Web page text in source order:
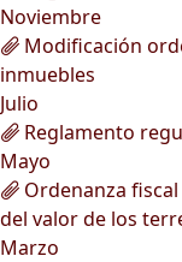
Noviembre
Modificación
inmuebles
Julio
Reglamento
Mayo
Ordenanza
del valor de los
Marzo